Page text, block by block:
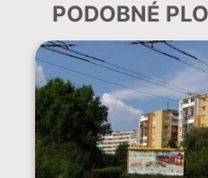
PODOBNÉ